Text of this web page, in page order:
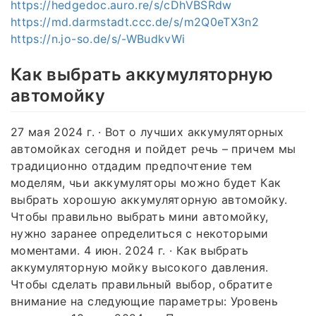
https://hedgedoc.auro.re/s/cDhVBSRdw
https://md.darmstadt.ccc.de/s/m2Q0eTX3n2
https://n.jo-so.de/s/-WBudkvWi
Как выбрать аккумуляторную
автомойку
27 мая 2024 г. · Вот о лучших аккумуляторных
автомойках сегодня и пойдет речь – причем мы
традиционно отдадим предпочтение тем
моделям, чьи аккумуляторы можно будет Как
выбрать хорошую аккумуляторную автомойку.
Чтобы правильно выбрать мини автомойку,
нужно заранее определиться с некоторыми
моментами. 4 июн. 2024 г. · Как выбрать
аккумуляторную мойку высокого давления.
Чтобы сделать правильный выбор, обратите
внимание на следующие параметры: Уровень